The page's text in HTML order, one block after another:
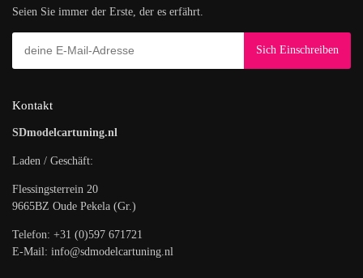
Seien Sie immer der Erste, der es erfährt.
Kontakt
SDmodelcartuning.nl
Laden / Geschäft:
Flessingsterrein 20
9665BZ Oude Pekela (Gr.)
Telefon: +31 (0)597 671721
E-Mail: info@sdmodelcartuning.nl